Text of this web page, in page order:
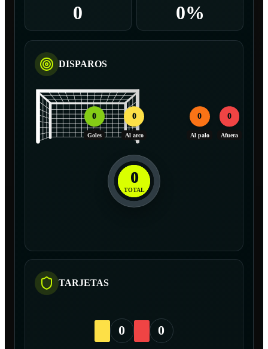
0 0%
DISPAROS
0
Goles
0
Al arco
0
Al palo
0
Afuera
0
TOTAL
TARJETAS
0 0